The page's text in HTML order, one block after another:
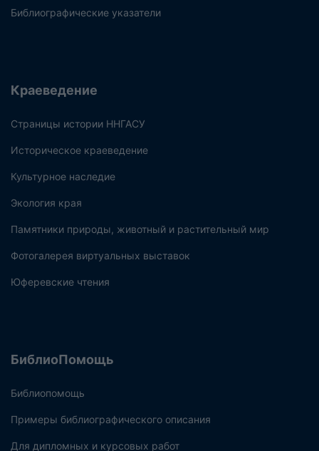
Библиографические указатели
Краеведение
Страницы истории ННГАСУ
Историческое краеведение
Культурное наследие
Экология края
Памятники природы, животный и растительный мир
Фотогалерея виртуальных выставок
Юферевские чтения
БиблиоПомощь
Библиопомощь
Примеры библиографического описания
Для дипломных и курсовых работ